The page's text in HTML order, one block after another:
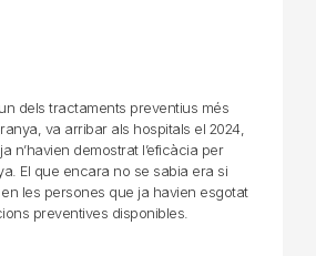
dels tractaments preventius més
va arribar als hospitals el 2024,
n’havien demostrat l’eficàcia per
El que encara no se sabia era si
les persones que ja havien esgotat
preventives disponibles.